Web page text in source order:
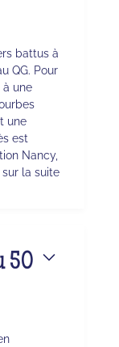
battus à
QG. Pour
une
une
est
Nancy,
la suite
50